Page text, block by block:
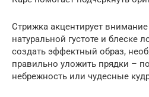
Стрижка акцентирует
натуральной густоте и блеске
создать эффектный образ,
правильно уложить прядки –
небрежность или чудесные